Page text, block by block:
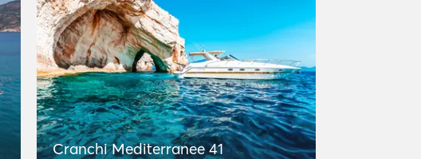
Cranchi Mediterranee 41